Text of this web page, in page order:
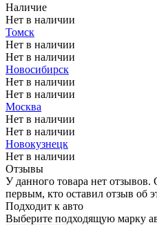
Наличие
Нет в наличии
Томск
Нет в наличии
Нет в наличии
Новосибирск
Нет в наличии
Нет в наличии
Москва
Нет в наличии
Нет в наличии
Новокузнецк
Нет в наличии
Отзывы
У данного товара нет отзывов.
первым, кто оставил отзыв об
Подходит к авто
Выберите подходящую марку